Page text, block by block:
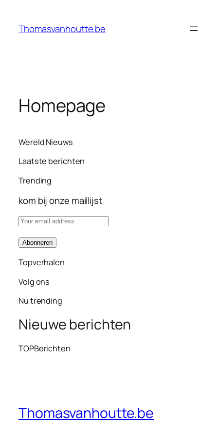
Thomasvanhoutte.be
Homepage
Wereld Nieuws
Laatste berichten
Trending
kom bij onze maillijst
Topverhalen
Volg ons
Nu trending
Nieuwe berichten
TOPBerichten
Thomasvanhoutte.be